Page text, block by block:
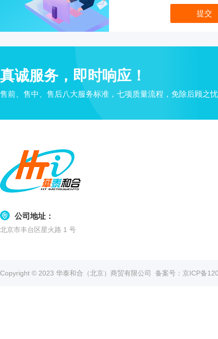
真诚服务，即时响应！
售前、售中、售后八大服务标准，七项质量流程，免除后顾之忧
公司地址：
北京市丰台区星火路 1 号
Copyright © 2023 华泰和合（北京）商贸有限公司 备案号：京ICP备